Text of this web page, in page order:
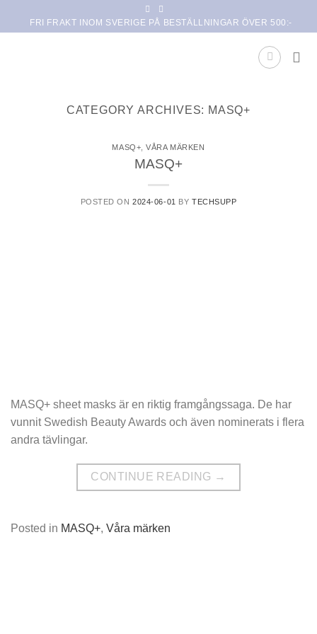
FRI FRAKT INOM SVERIGE PÅ BESTÄLLNINGAR ÖVER 500:-
CATEGORY ARCHIVES: MASQ+
MASQ+ ,VÅRA MÄRKEN
MASQ+
POSTED ON2024-06-01 BY TECHSUPP
MASQ+ sheet masks är en riktig framgångssaga. De har
vunnit Swedish Beauty Awards och även nominerats i flera
andra tävlingar.
CONTINUE READING →
Posted in MASQ+, Våra märken